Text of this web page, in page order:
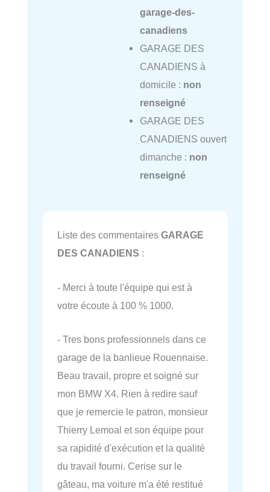
garage-des-
canadiens
GARAGE DES
CANADIENS à
domicile : non
renseigné
GARAGE DES
CANADIENS ouvert
dimanche : non
renseigné
Liste des commentaires GARAGE
DES CANADIENS :
- Merci à toute l'équipe qui est à
votre écoute à 100 % 1000.
- Tres bons professionnels dans ce
garage de la banlieue Rouennaise.
Beau travail, propre et soigné sur
mon BMW X4. Rien à redire sauf
que je remercie le patron, monsieur
Thierry Lemoal et son équipe pour
sa rapidité d'exécution et la qualité
du travail fourni. Cerise sur le
gâteau, ma voiture m'a été restitué